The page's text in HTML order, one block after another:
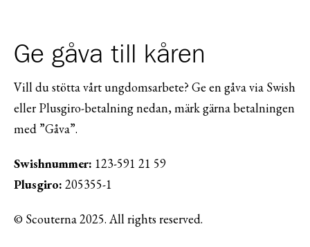
Ge gåva till kåren
Vill du stötta vårt ungdomsarbete? Ge en gåva via Swish
eller Plusgiro-betalning nedan, märk gärna betalningen
med ”Gåva”.
Swishnummer: 123-591 21 59
Plusgiro: 205355-1
© Scouterna 2025. All rights reserved.